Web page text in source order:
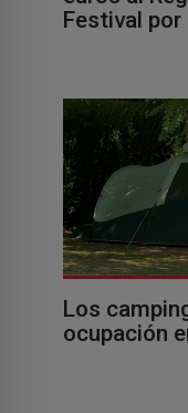
Festival
Los
ocupación